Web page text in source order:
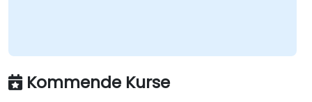
Kommende Kurse